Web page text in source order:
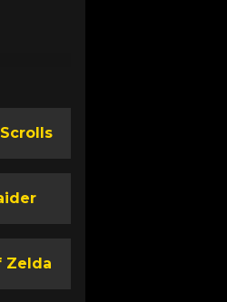
Zelda